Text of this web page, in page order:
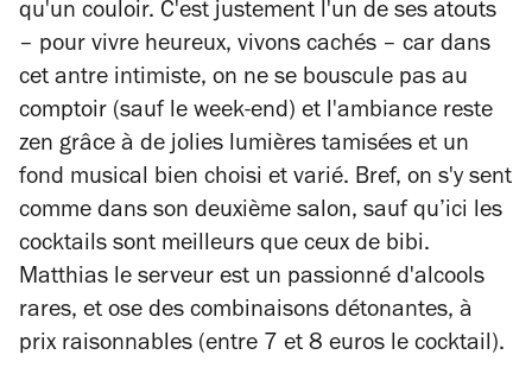
qu'un couloir. C'est justement l'un de ses atouts
– pour vivre heureux, vivons cachés – car dans
cet antre intimiste, on ne se bouscule pas au
comptoir (sauf le week-end) et l'ambiance reste
zen grâce à de jolies lumières tamisées et un
fond musical bien choisi et varié. Bref, on s'y sent
comme dans son deuxième salon, sauf qu’ici les
cocktails sont meilleurs que ceux de bibi.
Matthias le serveur est un passionné d'alcools
rares, et ose des combinaisons détonantes, à
prix raisonnables (entre 7 et 8 euros le cocktail).